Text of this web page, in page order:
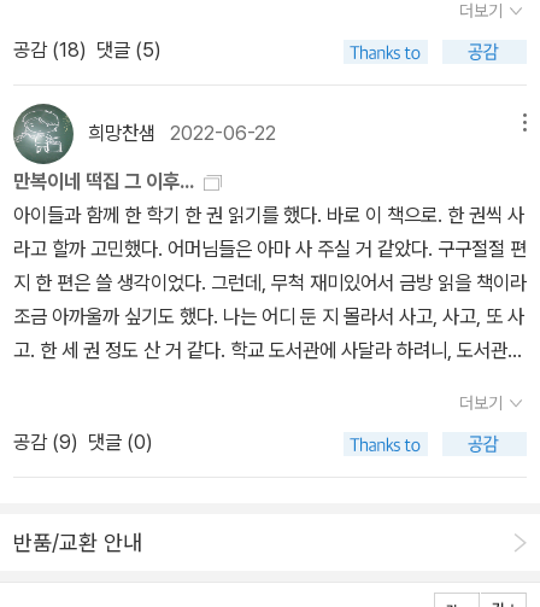
매우 중요한 분기점이 되는 이야기가 3권 <소원 떡집>이라고 생각한
다. 생쥐로 태어나 사람이 된 꼬랑지 이야기. ‘절대 편이 되어주는 절
편’을 먹은 꼬랑지의 눈에는 슬프고 힘든 아이들의 마음이 보인다. 이
후 4권부터는 꼬랑지가 이야기를 끌어간다. 주인공의 슬픔을 알아채
는 것도, 떡을 만드는 것도 다 꼬랑지의 역할이니까 말이다. 5권 <달
콩이네 떡집>에서 봉구는 유기견센터에 있던 말티즈 달콩이를 데려
왔는데, 이 야속한 녀석은 마음을 주지 않고 말썽만 부린다. 참다못한
엄마가 다시 유기견센터에 데려다줘야겠다고 하셔서 봉구의 마음은
타들어가는데.... 이를 알아챈 꼬랑지는 어떤 떡을 만들게 될까? 6권
<둥실이네 떡집>의 둥실이는 길고양이다. 길에서 둥실이를 만나면
먹을 것을 주던 여울이는 어느 비오는 날에 둥실이를 집으로 데려와
세 마리를 낳았고, 입양도 잘 되었다. 그새 정이든 둥실이네 가족은 둥
고 있었고 이제 남은 날이 얼마 없다고 한다. 꼬랑지는 슬픔에 빠진 여
울이를 도와주려고 소원 떡집 문을 연다. 떡은 여울이와 둥실이를 어
이를 산책 시키다니? 그림에 하네스 까지 보임. 학교 가는 길에 떡집
에 가나요? 그리고 다시 집에 오다니? 자꾸 지각하는데 엄마는 모르
고 있나봐요?잘 모르는 '사람 음식, 떡'을 고양이에게 주나요? (쇼세
키 고양이 떡 먹으려다 고생한 거 생각남)꼬랑지는 왜 맨날 맨발이에
요? 어쨌거나 꼬랑지가 만들어 둔 떡을 먹는 설정인데 자꾸 위생 걱
정이 앞서고요.둥실이의 마지막 소원이나 인사는 전래동화 느낌이기
도 한데 이야기 안에서는 무엇이나 가능하다지만 떡집 시리즈가 조금
걱정됩니다. (니가 왜, 라고 한다면 할 말 없)
더보기
공감 (18) 댓글 (5)
희망찬샘 2022-06-22
만복이네 떡집 그 이후...
아이들과 함께 한 학기 한 권 읽기를 했다. 바로 이 책으로. 한 권씩 사
라고 할까 고민했다. 어머님들은 아마 사 주실 거 같았다. 구구절절 편
지 한 편은 쓸 생각이었다. 그런데, 무척 재미있어서 금방 읽을 책이라
조금 아까울까 싶기도 했다. 나는 어디 둔 지 몰라서 사고, 사고, 또 사
고. 한 세 권 정도 산 거 같다. 학교 도서관에 사달라 하려니, 도서관
았다. 선생님들마다 읽고 싶은 책들이 달라서 복권으로 사더라도 다
음 해에 이 책을 활용하지 않을 수도 있고...그러다, 이전 학교 도서관
에 들어가니 복권으로 60권 정도가 있었다. 진도 조금 빨리 나가면
있었고, 새롭게 산 친구도 있었고. 대부분은 빌린 책으로 공부했다. 3
학년이라 긴 책 조금씩 읽어내는 친구들도 있지만 대부분의 아이들은
더보기
공감 (9) 댓글 (0)
반품/교환 안내